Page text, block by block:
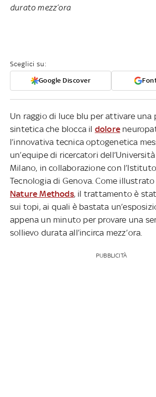
durato mezz’ora
Sceglici su:
Google Discover
Un raggio di luce blu per attivare una
sintetica che blocca il dolore
l’innovativa tecnica optogenetica
un’equipe di ricercatori
Milano, in collaborazione con
Tecnologia di Genova. Come
Nature Methods, il trattamento è
sui topi, ai quali è bastata
appena un minuto per provare una
sollievo durata all’incirca mezz’ora.
PUBBLICITÀ